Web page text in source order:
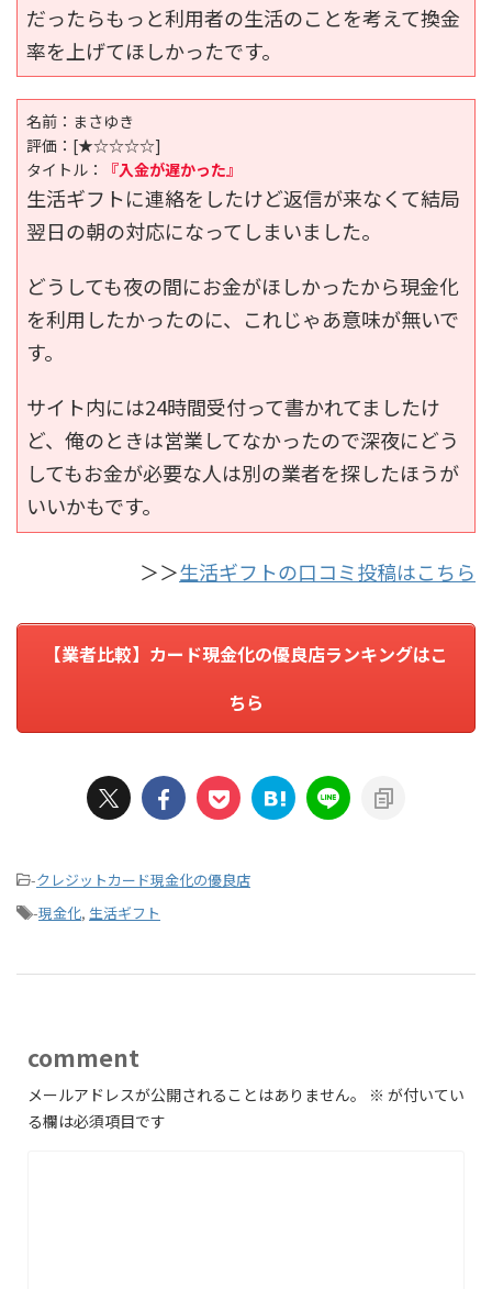
だったらもっと利用者の生活のことを考えて換金
率を上げてほしかったです。
名前：まさゆき
評価： [★☆☆☆☆]
タイトル：
『入金が遅かった』
生活ギフトに連絡をしたけど返信が来なくて結局
翌日の朝の対応になってしまいました。
どうしても夜の間にお金がほしかったから現金化
を利用したかったのに、これじゃあ意味が無いで
す。
サイト内には24時間受付って書かれてましたけ
ど、俺のときは営業してなかったので深夜にどう
してもお金が必要な人は別の業者を探したほうが
いいかもです。
＞＞生活ギフトの口コミ投稿はこちら
【業者比較】カード現金化の優良店ランキングはこ
ちら
-クレジットカード現金化の優良店
-現金化, 生活ギフト
comment
メールアドレスが公開されることはありません。 ※ が付いてい
る欄は必須項目です